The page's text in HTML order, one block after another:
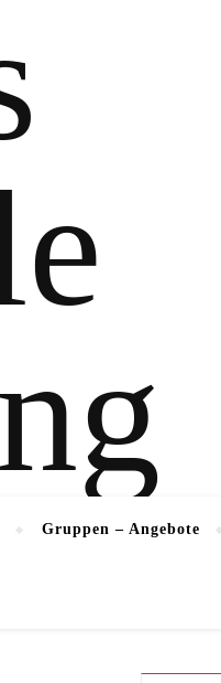
Gruppen – Angebote